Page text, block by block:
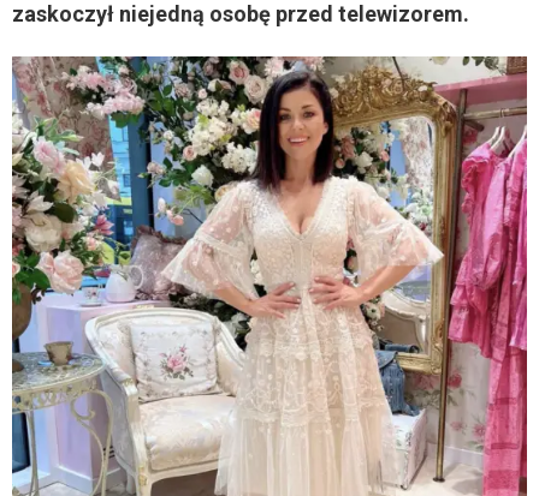
zaskoczył niejedną osobę przed telewizorem.